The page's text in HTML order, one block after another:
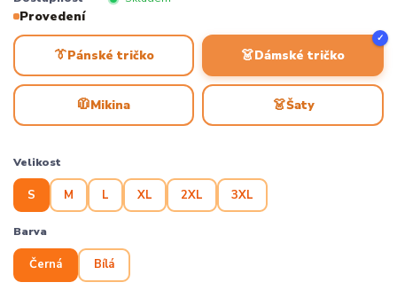
Provedení
👔Pánské tričko 👗Dámské tričko
✓
🧥Mikina 👗Šaty
Velikost
S M L XL 2XL 3XL
Barva
Černá Bílá